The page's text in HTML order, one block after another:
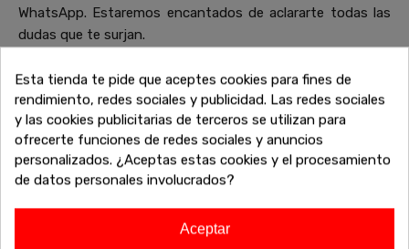
WhatsApp. Estaremos encantados de aclararte todas las
dudas que te surjan.
Productos de la misma colección
que Butaca reclinable manual
Cancún
armarios y otros muebles diseñados para complementar tu
Esta tienda te pide que aceptes cookies para fines de
rendimiento, redes sociales y publicidad. Las redes sociales
y las cookies publicitarias de terceros se utilizan para
ofrecerte funciones de redes sociales y anuncios
personalizados. ¿Aceptas estas cookies y el procesamiento
de datos personales involucrados?
Aceptar